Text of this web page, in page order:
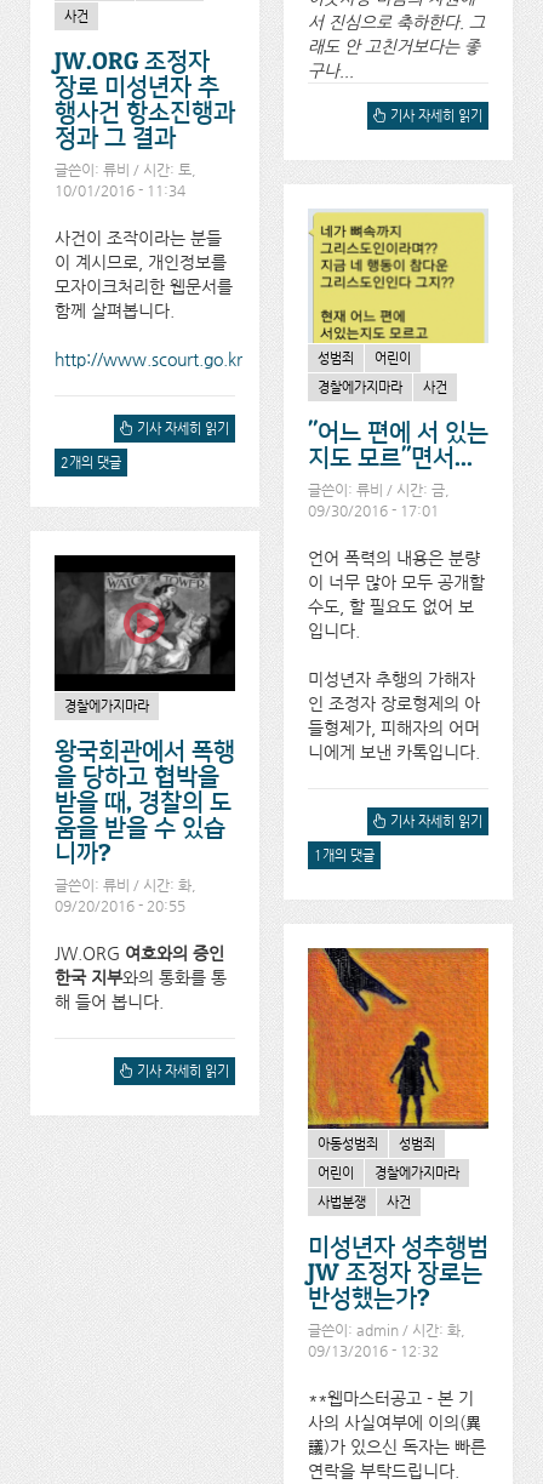
서 진심으로 축하한다. 그
래도 안 고친거보다는 좋
구나...
JW.ORG는 사과하지 않는
다. 그리고 진화론은 믿지 않
으면서 스스로는 진화한다...
아동성범죄 처리지킴변경에
대해서
기사 자세히 읽기
사건
JW.ORG 조정자
장로 미성년자 추
행사건 항소진행과
정과 그 결과
글쓴이: 류비 / 시간: 토,
10/01/2016 - 11:34
사건이 조작이라는 분들
이 계시므로, 개인정보를
모자이크처리한 웹문서를
함께 살펴봅니다.
http://www.scourt.go.kr
JW.ORG 조정자 장로 미성
년자 추행사건 항소진행과
정과 그 결과에 대해서
기사 자세히 읽기
2개의 댓글
성범죄
어린이
경찰에가지마라
사건
"어느 편에 서 있는
지도 모르"면서...
글쓴이: 류비 / 시간: 금,
09/30/2016 - 17:01
언어 폭력의 내용은 분량
이 너무 많아 모두 공개할
수도, 할 필요도 없어 보
입니다.
미성년자 추행의 가해자
인 조정자 장로형제의 아
들형제가, 피해자의 어머
니에게 보낸 카톡입니다.
"어느 편에 서 있는지도 모
르"면서...에 대해서
기사 자세히 읽기
1개의 댓글
경찰에가지마라
왕국회관에서 폭행
을 당하고 협박을
받을 때, 경찰의 도
움을 받을 수 있습
니까?
글쓴이: 류비 / 시간: 화,
09/20/2016 - 20:55
JW.ORG 여호와의 증인
한국 지부와의 통화를 통
해 들어 봅니다.
왕국회관에서 폭행을 당하
고 협박을 받을 때, 경찰의
대해서
기사 자세히 읽기
아동성범죄
성범죄
어린이
경찰에가지마라
사법분쟁
사건
미성년자 성추행범
JW 조정자 장로는
반성했는가?
글쓴이: admin / 시간: 화,
09/13/2016 - 12:32
**웹마스터공고 - 본 기
사의 사실여부에 이의(異
議)가 있으신 독자는 빠른
연락을 부탁드립니다.